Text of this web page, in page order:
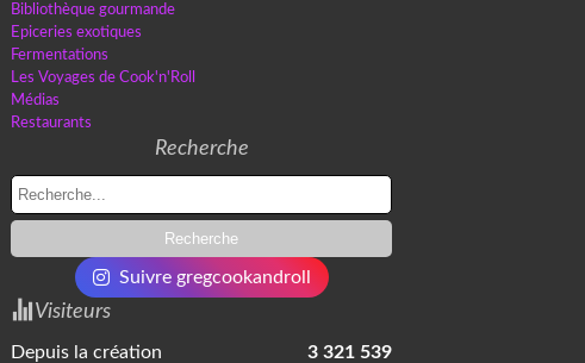
Bibliothèque gourmande
Epiceries exotiques
Fermentations
Les Voyages de Cook'n'Roll
Médias
Restaurants
Recherche
Suivre gregcookandroll
Visiteurs
Depuis la création 3 321 539